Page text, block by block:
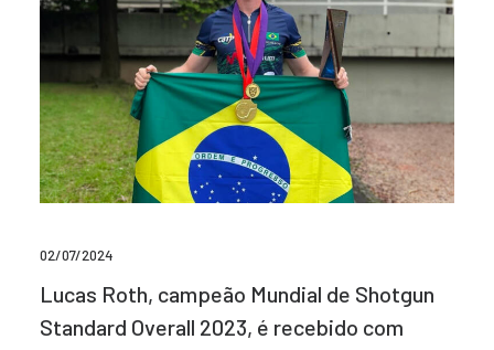
02/07/2024
Lucas Roth, campeão Mundial de Shotgun
Standard Overall 2023, é recebido com